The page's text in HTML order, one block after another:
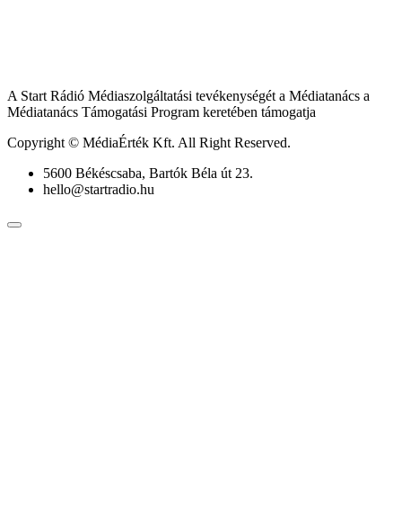
A Start Rádió Médiaszolgáltatási tevékenységét a Médiatanács a
Médiatanács Támogatási Program keretében támogatja
Copyright © MédiaÉrték Kft. All Right Reserved.
5600 Békéscsaba, Bartók Béla út 23.
hello@startradio.hu